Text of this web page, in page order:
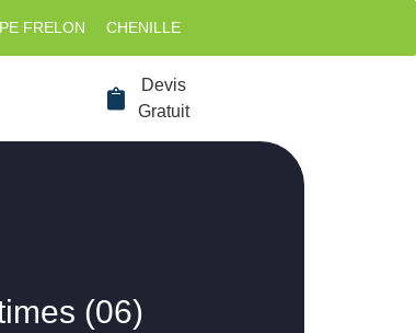
FRELON CHENILLE
Devis
Gratuit
(06)